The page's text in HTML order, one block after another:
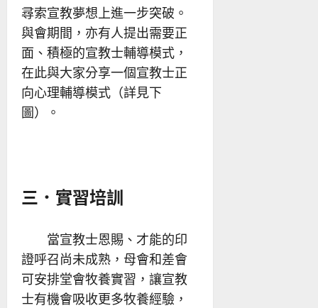
尋索宣教夢想上進一步突破。
與會期間，亦有人提出需要正
面、積極的宣教士輔導模式，
在此與大家分享一個宣教士正
向心理輔導模式（詳見下
圖）。
三．實習培訓
當宣教士恩賜、才能的印
證呼召尚未成熟，母會和差會
可安排堂會牧養實習，讓宣教
士有機會吸收更多牧養經驗，